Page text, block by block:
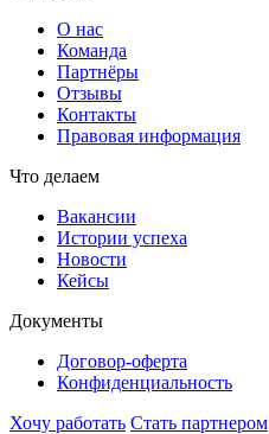
О нас
Команда
Партнёры
Отзывы
Контакты
Правовая информация
Что делаем
Вакансии
Истории успеха
Новости
Кейсы
Документы
Договор-оферта
Конфиденциальность
Хочу работать Стать партнером